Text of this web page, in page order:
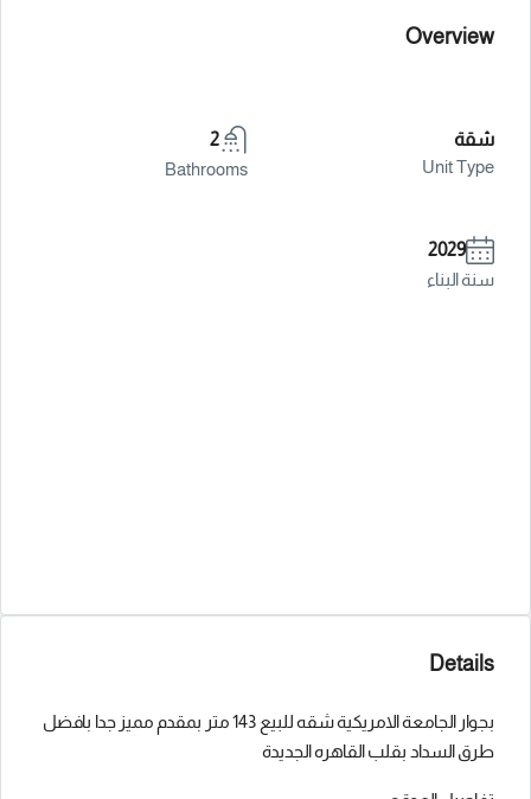
Overview
شقة
Unit Type
2
Bathrooms
2029
سنة البناء
Details
بجوار الجامعة الامريكية شقه للبيع 143 متر بمقدم مميز جدا بافضل
طرق السداد بقلب القاهره الجديدة